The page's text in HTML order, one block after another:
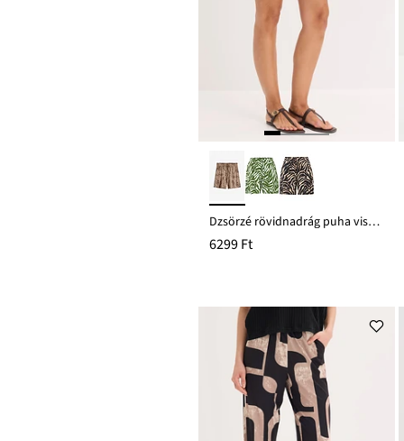
Dzsörzé rövidnadrág puha viszkóz keverékből
6299 Ft